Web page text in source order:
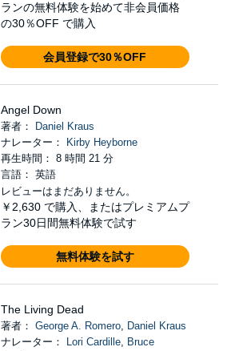
ランの無料体験を始めて非会員価格
の30％OFF で購入
会員登録で30％OFF
Angel Down
著者：
Daniel Kraus
ナレーター：
Kirby Heyborne
再生時間： 8 時間 21 分
言語： 英語
レビューはまだありません。
￥2,630 で購入、またはプレミアムプ
ラン30日間無料体験で試す
無料体験を試す
The Living Dead
著者： George A. Romero, Daniel Kraus
ナレーター：
Lori Cardille, Bruce